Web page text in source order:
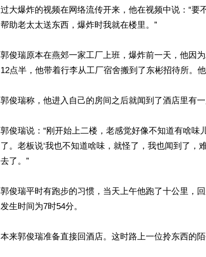
过大爆炸的视频在网络流传开来，他在视频中说：“要
帮助老太太送东西，爆炸时我就在楼里。”
郭俊瑞原本在燕郊一家工厂上班，爆炸前一天，他因
12点半，他带着行李从工厂宿舍搬到了东彬招待所。
郭俊瑞称，他进入自己的房间之后就闻到了酒店里有
郭俊瑞说：“刚开始上二楼，老感觉好像不知道有啥味
了。老板说‘我也不知道啥味，就怪了，我也闻到了，
去了。”
郭俊瑞平时有跑步的习惯，当天上午他跑了十公里，
发生时间为7时54分。
本来郭俊瑞准备直接回酒店。这时路上一位拎东西的陌